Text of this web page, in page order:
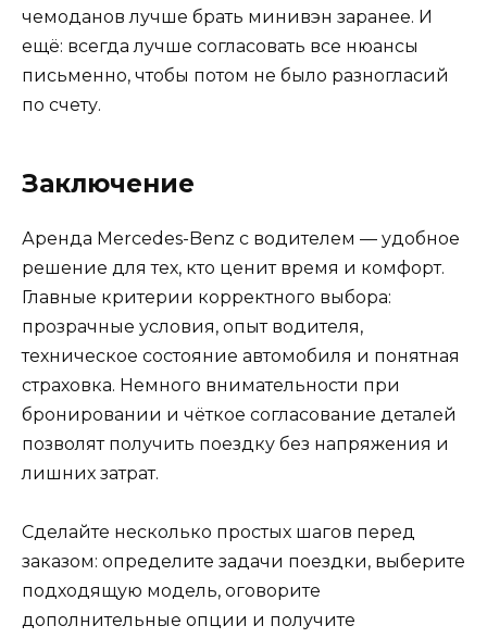
чемоданов лучше брать минивэн заранее. И
ещё: всегда лучше согласовать все нюансы
письменно, чтобы потом не было разногласий
по счету.
Заключение
Аренда Mercedes-Benz с водителем — удобное
решение для тех, кто ценит время и комфорт.
Главные критерии корректного выбора:
прозрачные условия, опыт водителя,
техническое состояние автомобиля и понятная
страховка. Немного внимательности при
бронировании и чёткое согласование деталей
позволят получить поездку без напряжения и
лишних затрат.
Сделайте несколько простых шагов перед
заказом: определите задачи поездки, выберите
подходящую модель, оговорите
дополнительные опции и получите